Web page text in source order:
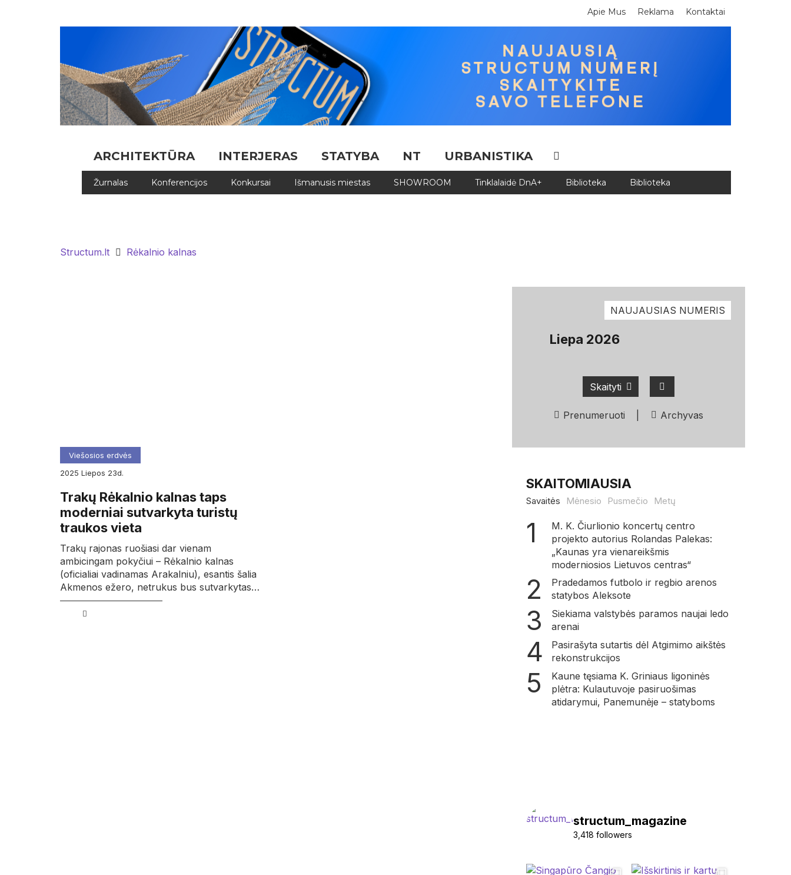
Apie Mus Reklama Kontaktai
ARCHITEKTŪRA INTERJERAS STATYBA NT URBANISTIKA
Žurnalas Konferencijos Konkursai Išmanusis miestas SHOWROOM Tinklalaidė DnA+ Biblioteka Biblioteka
Structum.lt Rėkalnio kalnas
Viešosios erdvės
2025
liepos 23d.
Trakų Rėkalnio kalnas taps
moderniai sutvarkyta turistų
traukos vieta
Trakų rajonas ruošiasi dar vienam
ambicingam pokyčiui – Rėkalnio kalnas
(oficialiai vadinamas Arakalniu), esantis šalia
Akmenos ežero, netrukus bus sutvarkytas…
NAUJAUSIAS NUMERIS
Liepa 2026
Skaityti
Prenumeruoti Archyvas
SKAITOMIAUSIA
Savaitės Mėnesio Pusmečio Metų
M. K. Čiurlionio koncertų centro
projekto autorius Rolandas Palekas:
„Kaunas yra vienareikšmis
moderniosios Lietuvos centras“
Pradedamos futbolo ir regbio arenos
statybos Aleksote
Siekiama valstybės paramos naujai ledo
arenai
Pasirašyta sutartis dėl Atgimimo aikštės
rekonstrukcijos
Kaune tęsiama K. Griniaus ligoninės
plėtra: Kulautuvoje pasiruošimas
atidarymui, Panemunėje – statyboms
structum_magazine
3,418 followers